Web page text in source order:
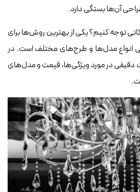
آن‌ها بستگی دارد.
توجه کنیم؟ یکی از بهترین روش‌ها برای
انواع مدل‌ها و طرح‌های مختلف است. در
دقیقی در مورد ویژگی‌ها، قیمت و مدل‌های